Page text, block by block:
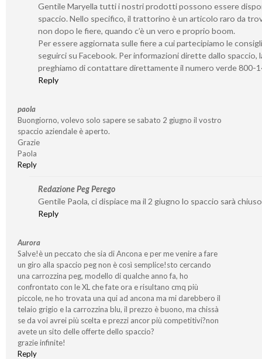
Gentile Maryella tutti i nostri prodotti possono essere
spaccio. Nello specifico, il trattorino è un articolo raro da
non dopo le fiere, quando c’è un vero e proprio boom.
Per essere aggiornata sulle fiere a cui partecipiamo le
seguirci su Facebook. Per informazioni dirette dallo spaccio,
preghiamo di contattare direttamente il numero verde 800-
Reply
paola
Buongiorno, volevo solo sapere se sabato 2 giugno il vostro
spaccio aziendale è aperto.
Grazie
Paola
Reply
Redazione Peg Perego
Gentile Paola, ci dispiace ma il 2 giugno lo spaccio sarà
Reply
Aurora
Salve!è un peccato che sia di Ancona e per me venire a fare
un giro alla spaccio peg non è così semplice!sto cercando
una carrozzina peg, modello di qualche anno fa, ho
confrontato con le XL che fate ora e risultano cmq più
piccole, ne ho trovata una qui ad ancona ma mi darebbero il
telaio grigio e la carrozzina blu, il prezzo è buono, ma chissà
se da voi avrei più scelta e prezzi ancor più competitivi?non
avete un sito delle offerte dello spaccio?
grazie infinite!
Reply